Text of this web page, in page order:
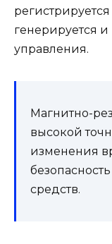
генерируется
управления.
Магнитно-
высокой
изменения
средств.